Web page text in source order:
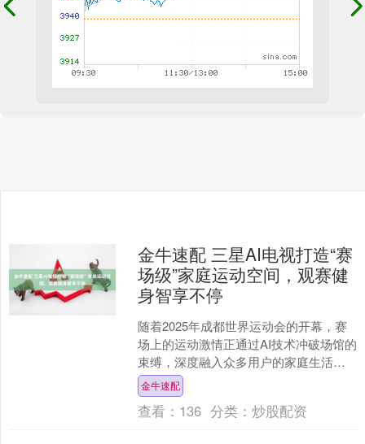
金牛速配 三星AI电视打造“赛
场级”家庭运动空间，观赛健
身智享不停
随着2025年成都世界运动会的开幕，赛
场上的运动激情正通过AI技术冲破场馆的
束缚，深度融入众多用户的家庭生活场
景。在这一体育热潮的推动下，用户更
期待电视升级为能....
金牛速配
查看： 136 分类：炒股配资